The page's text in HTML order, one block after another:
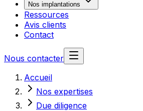
Nos implantations
Ressources
Avis clients
Contact
Nous contacter
Accueil
Nos expertises
Due diligence